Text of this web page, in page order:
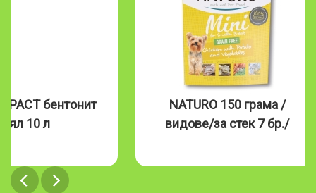
NATURO 150 грама /
видове/за стек 7 бр./
Naturo 390